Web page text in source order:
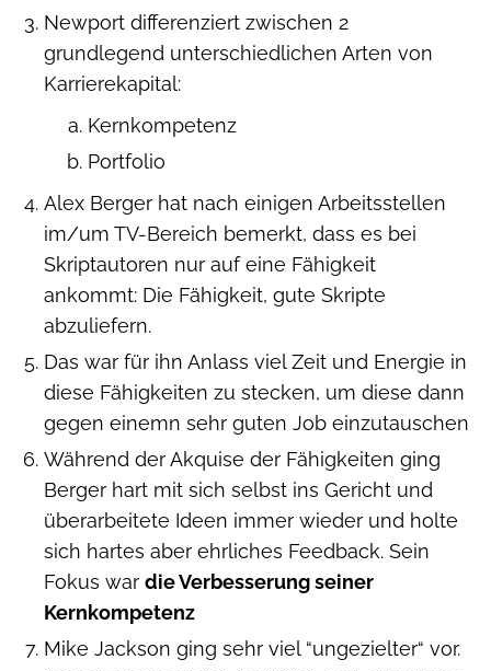
Newport differenziert zwischen 2
grundlegend unterschiedlichen Arten von
Karrierekapital:
Kernkompetenz
Portfolio
Alex Berger hat nach einigen Arbeitsstellen
im/um TV-Bereich bemerkt, dass es bei
Skriptautoren nur auf eine Fähigkeit
ankommt: Die Fähigkeit, gute Skripte
abzuliefern.
Das war für ihn Anlass viel Zeit und Energie in
diese Fähigkeiten zu stecken, um diese dann
gegen einemn sehr guten Job einzutauschen
Während der Akquise der Fähigkeiten ging
Berger hart mit sich selbst ins Gericht und
überarbeitete Ideen immer wieder und holte
sich hartes aber ehrliches Feedback. Sein
Fokus war die Verbesserung seiner
Kernkompetenz
Mike Jackson ging sehr viel “ungezielter“ vor.